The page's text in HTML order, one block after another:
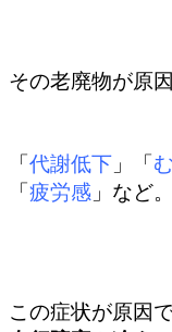
その老廃物が原
「代謝低下 」「
「疲労感 」など。
この症状が原因で